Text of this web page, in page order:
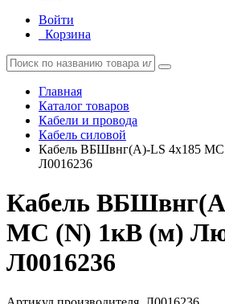
Войти
Корзина
Главная
Каталог товаров
Кабели и провода
Кабель силовой
Кабель ВБШвнг(А)-LS 4х185
Л0016236
Кабель
МС (N) 1кВ (м)
Л0016236